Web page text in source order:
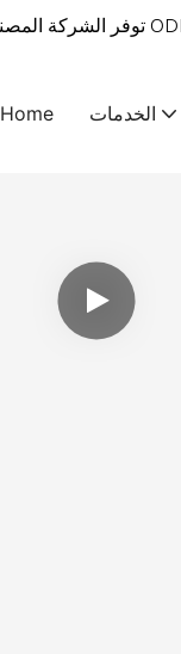
Home الخدمات